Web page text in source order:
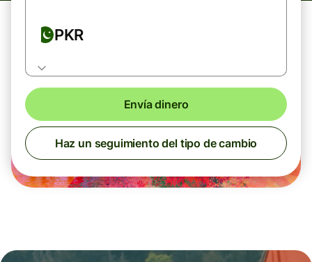
PKR
Envía dinero
Haz un seguimiento del tipo de cambio